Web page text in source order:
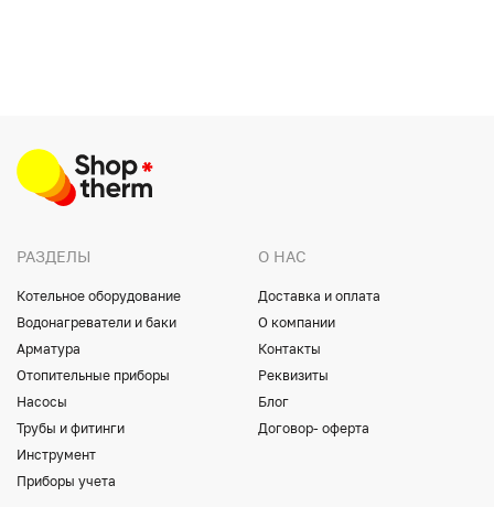
РАЗДЕЛЫ
Котельное оборудование
Водонагреватели и баки
Арматура
Отопительные приборы
Насосы
Трубы и фитинги
Инструмент
Приборы учета
О НАС
Доставка и оплата
О компании
Контакты
Реквизиты
Блог
Договор- оферта